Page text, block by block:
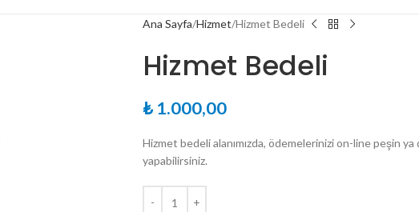
Ana Sayfa Hizmet Hizmet Bedeli
Hizmet Bedeli
₺1.000,00
Hizmet bedeli alanımızda, ödemelerinizi on-line peşin
yapabilirsiniz.